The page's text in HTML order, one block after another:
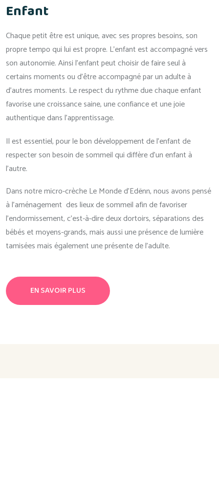
Enfant
Chaque petit être est unique, avec ses propres besoins, son
propre tempo qui lui est propre. L'enfant est accompagné vers
son autonomie. Ainsi l'enfant peut choisir de faire seul à
certains moments ou d'être accompagné par un adulte à
d'autres moments. Le respect du rythme due chaque enfant
favorise une croissance saine, une confiance et une joie
authentique dans l'apprentissage.
Il est essentiel, pour le bon développement de l’enfant de
respecter son besoin de sommeil qui diffère d’un enfant à
l’autre.
Dans notre micro-crèche Le Monde d’Edënn, nous avons pensé
à l’aménagement des lieux de sommeil afin de favoriser
l’endormissement, c’est-à-dire deux dortoirs, séparations des
bébés et moyens-grands, mais aussi une présence de lumière
tamisées mais également une présente de l’adulte.
EN SAVOIR PLUS